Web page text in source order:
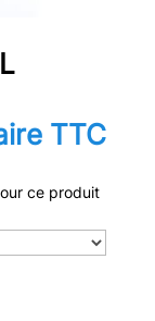
TTC
ce produit